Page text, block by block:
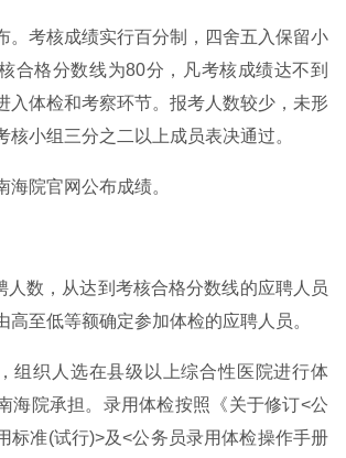
。考核成绩实行百分制，四舍五入保留小
合格分数线为80分，凡考核成绩达不到
入体检和考察环节。报考人数较少，未形
核小组三分之二以上成员表决通过。
海院官网公布成绩。
人数，从达到考核合格分数线的应聘人员
高至低等额确定参加体检的应聘人员。
组织人选在县级以上综合性医院进行体
海院承担。录用体检按照《关于修订<公
标准(试行)>及<公务员录用体检操作手册